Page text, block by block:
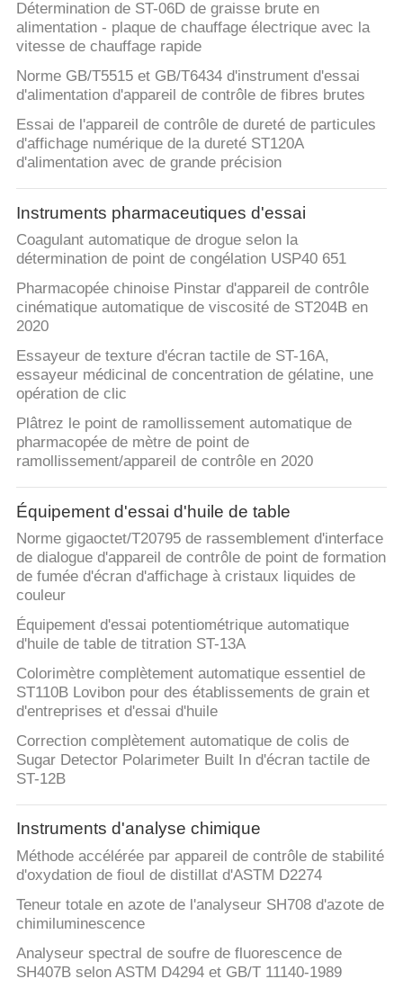
Détermination de ST-06D de graisse brute en
alimentation - plaque de chauffage électrique avec la
vitesse de chauffage rapide
Norme GB/T5515 et GB/T6434 d'instrument d'essai
d'alimentation d'appareil de contrôle de fibres brutes
Essai de l'appareil de contrôle de dureté de particules
d'affichage numérique de la dureté ST120A
d'alimentation avec de grande précision
Instruments pharmaceutiques d'essai
Coagulant automatique de drogue selon la
détermination de point de congélation USP40 651
Pharmacopée chinoise Pinstar d'appareil de contrôle
cinématique automatique de viscosité de ST204B en
2020
Essayeur de texture d'écran tactile de ST-16A,
essayeur médicinal de concentration de gélatine, une
opération de clic
Plâtrez le point de ramollissement automatique de
pharmacopée de mètre de point de
ramollissement/appareil de contrôle en 2020
Équipement d'essai d'huile de table
Norme gigaoctet/T20795 de rassemblement d'interface
de dialogue d'appareil de contrôle de point de formation
de fumée d'écran d'affichage à cristaux liquides de
couleur
Équipement d'essai potentiométrique automatique
d'huile de table de titration ST-13A
Colorimètre complètement automatique essentiel de
ST110B Lovibon pour des établissements de grain et
d'entreprises et d'essai d'huile
Correction complètement automatique de colis de
Sugar Detector Polarimeter Built In d'écran tactile de
ST-12B
Instruments d'analyse chimique
Méthode accélérée par appareil de contrôle de stabilité
d'oxydation de fioul de distillat d'ASTM D2274
Teneur totale en azote de l'analyseur SH708 d'azote de
chimiluminescence
Analyseur spectral de soufre de fluorescence de
SH407B selon ASTM D4294 et GB/T 11140-1989